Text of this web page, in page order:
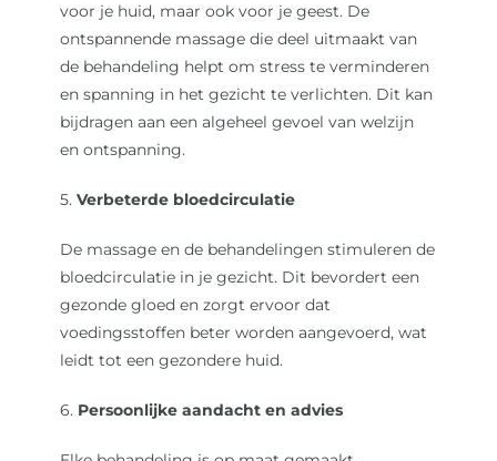
voor je huid, maar ook voor je geest. De
ontspannende massage die deel uitmaakt van
de behandeling helpt om stress te verminderen
en spanning in het gezicht te verlichten. Dit kan
bijdragen aan een algeheel gevoel van welzijn
en ontspanning.
5.Verbeterde bloedcirculatie
De massage en de behandelingen stimuleren de
bloedcirculatie in je gezicht. Dit bevordert een
gezonde gloed en zorgt ervoor dat
voedingsstoffen beter worden aangevoerd, wat
leidt tot een gezondere huid.
6. Persoonlijke aandacht en advies